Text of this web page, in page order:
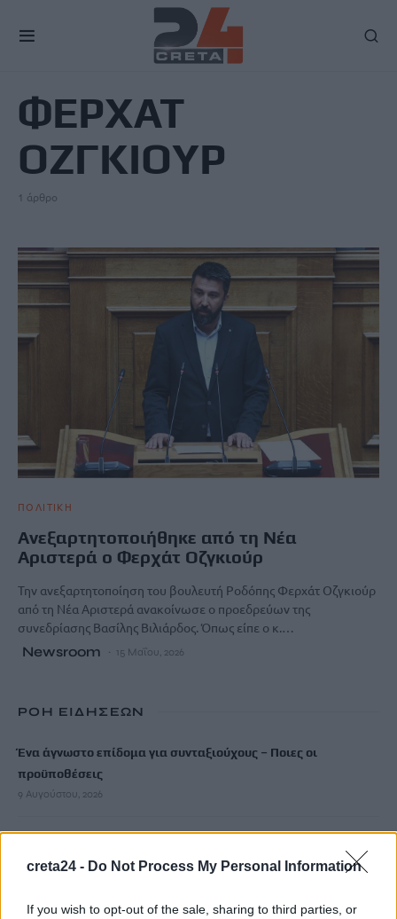
creta24 - Do Not Process My Personal Information
If you wish to opt-out of the sale, sharing to third parties, or
ΦΕΡΧΑΤ
ΟΖΓΚΙΟΥΡ
1 άρθρο
ΠΟΛΙΤΙΚΗ
Ανεξαρτητοποιήθηκε από τη Νέα
Αριστερά ο Φερχάτ Οζγκιούρ
Την ανεξαρτητοποίηση του βουλευτή Ροδόπης Φερχάτ Οζγκιούρ
από τη Νέα Αριστερά ανακοίνωσε ο προεδρεύων της
συνεδρίασης Βασίλης Βιλιάρδος. Όπως είπε ο κ.…
Newsroom 15 Μαΐου, 2026
ΡΟΗ ΕΙΔΗΣΕΩΝ
Ένα άγνωστο επίδομα για συνταξιούχους – Ποιες οι
προϋποθέσεις
9 Αυγούστου, 2026
στην Κίσσαμο